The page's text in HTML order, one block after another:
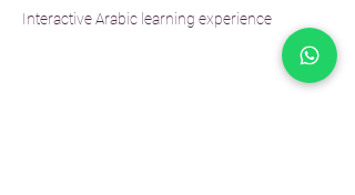
Interactive Arabic learning experience